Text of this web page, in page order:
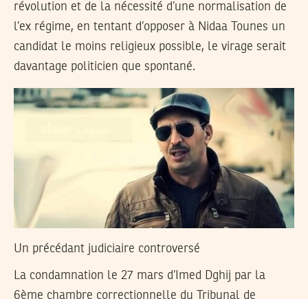
révolution et de la nécessité d’une normalisation de
l’ex régime, en tentant d’opposer à Nidaa Tounes un
candidat le moins religieux possible, le virage serait
davantage politicien que spontané.
Un précédant judiciaire controversé
La condamnation le 27 mars d’Imed Dghij par la
6ème chambre correctionnelle du Tribunal de